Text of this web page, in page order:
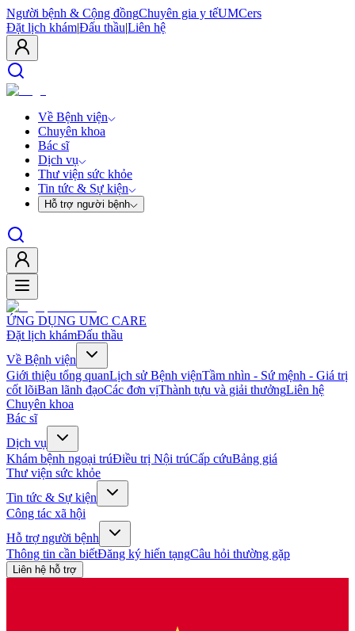
Người bệnh & Cộng đồngChuyên gia y tếUMCers
Đặt lịch khám|Đấu thầu|Liên hệ
Về Bệnh viện
Chuyên khoa
Bác sĩ
Dịch vụ
Thư viện sức khỏe
Tin tức & Sự kiện
Hỗ trợ người bệnh
ỨNG DỤNG UMC CARE
Đặt lịch khámĐấu thầu
Về Bệnh viện
Giới thiệu tổng quanLịch sử Bệnh việnTầm nhìn - Sứ mệnh - Giá trị
cốt lõiBan lãnh đạoCác đơn vịThành tựu và giải thưởngLiên hệ
Chuyên khoa
Bác sĩ
Dịch vụ
Khám bệnh ngoại trúĐiều trị Nội trúCấp cứuBảng giá
Thư viện sức khỏe
Tin tức & Sự kiện
Công tác xã hội
Hỗ trợ người bệnh
Thông tin cần biếtĐăng ký hiến tạngCâu hỏi thường gặp
Liên hệ hỗ trợ